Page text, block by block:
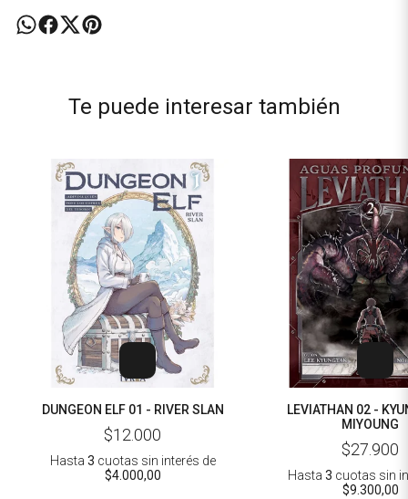
Te puede interesar también
DUNGEON ELF 01 - RIVER SLAN
$12.000
Hasta 3 cuotas sin interés de
$4.000,00
LEVIATHAN 02 -
MIYOUNG
$27.900
Hasta 3 cuotas sin
$9.300,00